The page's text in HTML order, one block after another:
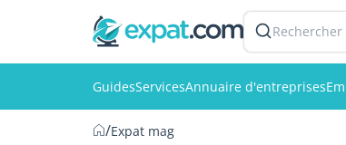
Rechercher
GuidesServicesAnnuaire d'entreprises
/Expat mag